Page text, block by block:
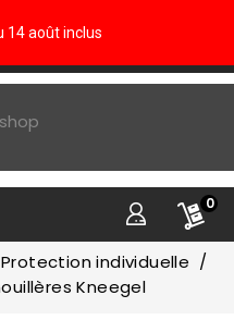
14 août inclus
0
Protection individuelle
Kneegel